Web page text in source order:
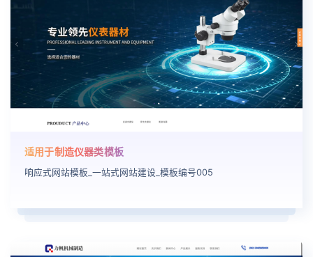
适用于制造仪器类模板
响应式网站模板_一站式网站建设_模板编号005